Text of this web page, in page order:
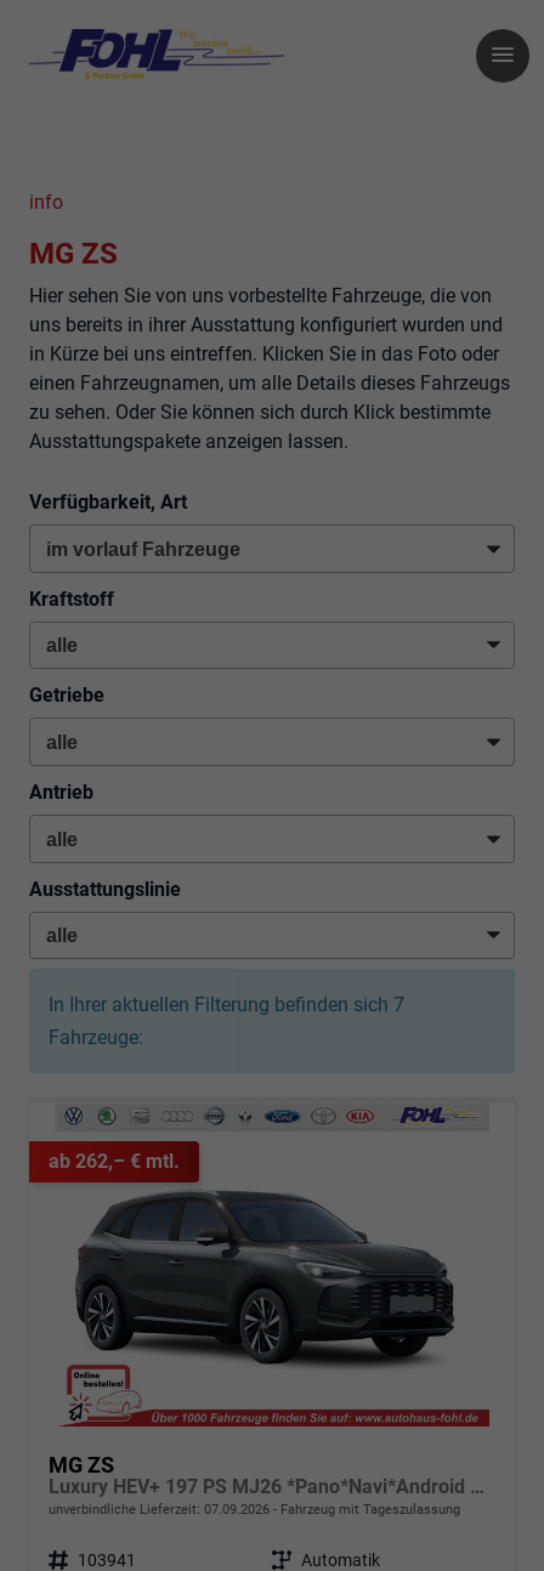
info
MG ZS
Hier sehen Sie von uns vorbestellte Fahrzeuge, die von
uns bereits in ihrer Ausstattung konfiguriert wurden und
in Kürze bei uns eintreffen. Klicken Sie in das Foto oder
einen Fahrzeugnamen, um alle Details dieses Fahrzeugs
zu sehen. Oder Sie können sich durch Klick bestimmte
Ausstattungspakete anzeigen lassen.
Verfügbarkeit, Art
Kraftstoff
Getriebe
Antrieb
Ausstattungslinie
In Ihrer aktuellen Filterung befinden sich 7
Fahrzeuge:
ab 262,– € mtl.
MG ZS
Luxury HEV+ 197 PS MJ26 *Pano*Navi*Android Auto*SHZ*360°*Kunstleder*Klimaauto*ACC
unverbindliche Lieferzeit: 07.09.2026 Fahrzeug mit Tageszulassung
Fahrzeugnr. 103941 Getriebe Automatik